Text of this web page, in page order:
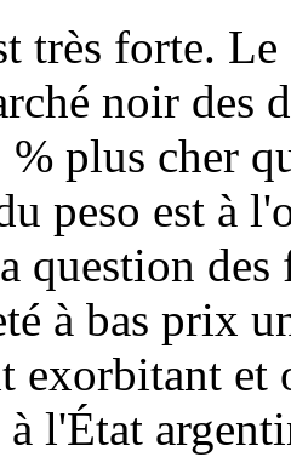
très forte. Le
noir des
% plus cher
peso est à
question
à bas prix
et
l'État